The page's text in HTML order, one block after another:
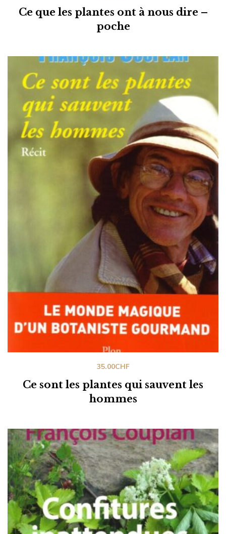
Ce que les plantes ont à nous dire –
poche
Ce sont les plantes qui sauvent les
hommes
35.00CHF